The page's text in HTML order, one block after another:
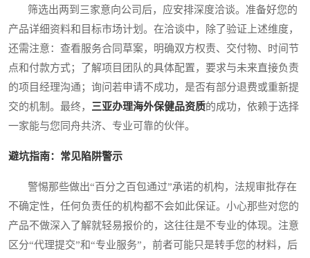
筛选出两到三家意向公司后，应安排深度洽谈。准备好您的
产品详细资料和目标市场计划。在洽谈中，除了验证上述维度，
还需注意：查看服务合同草案，明确双方权责、交付物、时间节
点和付款方式；了解项目团队的具体配置，要求与未来直接负责
的项目经理沟通；询问若申请不成功，是否有部分退费或重新提
交的机制。最终， 三亚办理海外保健品资质的成功，依赖于选择
一家能与您同舟共济、专业可靠的伙伴。
避坑指南：常见陷阱警示
警惕那些做出“百分之百包通过”承诺的机构，法规审批存在
不确定性，任何负责任的机构都不会如此保证。小心那些对您的
产品不做深入了解就轻易报价的，这往往是不专业的体现。注意
区分“代理提交”和“专业服务”，前者可能只是转手您的材料，后